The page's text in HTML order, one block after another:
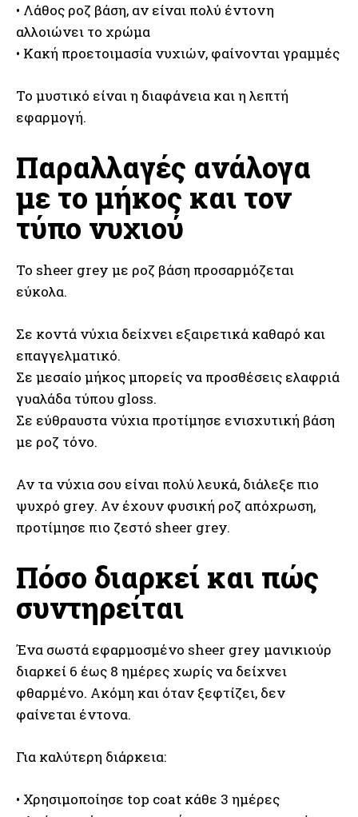
• Λάθος ροζ βάση, αν είναι πολύ έντονη
αλλοιώνει το χρώμα
• Κακή προετοιμασία νυχιών, φαίνονται γραμμές
Το μυστικό είναι η διαφάνεια και η λεπτή
εφαρμογή.
Παραλλαγές ανάλογα
με το μήκος και τον
τύπο νυχιού
Το sheer grey με ροζ βάση προσαρμόζεται
εύκολα.
Σε κοντά νύχια δείχνει εξαιρετικά καθαρό και
επαγγελματικό.
Σε μεσαίο μήκος μπορείς να προσθέσεις ελαφριά
γυαλάδα τύπου gloss.
Σε εύθραυστα νύχια προτίμησε ενισχυτική βάση
με ροζ τόνο.
Αν τα νύχια σου είναι πολύ λευκά, διάλεξε πιο
ψυχρό grey. Αν έχουν φυσική ροζ απόχρωση,
προτίμησε πιο ζεστό sheer grey.
Πόσο διαρκεί και πώς
συντηρείται
Ένα σωστά εφαρμοσμένο sheer grey μανικιούρ
διαρκεί 6 έως 8 ημέρες χωρίς να δείχνει
φθαρμένο. Ακόμη και όταν ξεφτίζει, δεν
φαίνεται έντονα.
Για καλύτερη διάρκεια:
• Χρησιμοποίησε top coat κάθε 3 ημέρες